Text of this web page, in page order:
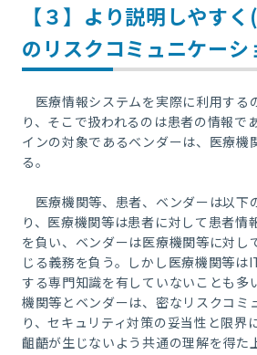
【３】より説明しやす
のリスクコミュニケーシ
医療情報システムを実際に利用する
り、そこで扱われるのは患者の情報で
インの対象であるベンダーは、医療機
る。
医療機関等、患者、ベンダーは以下
り、医療機関等は患者に対して患者情
を負い、ベンダーは医療機関等に対し
じる義務を負う。しかし医療機関等は
する専門知識を有していないことも多
機関等とベンダーは、密なリスクコミ
り、セキュリティ対策の妥当性と限界
齟齬が生じないよう共通の理解を得た